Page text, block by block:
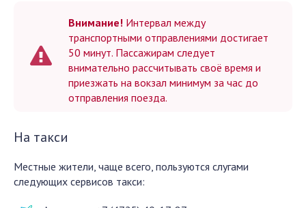
Внимание! Интервал между
транспортными отправлениями достигает
50 минут. Пассажирам следует
внимательно рассчитывать своё время и
приезжать на вокзал минимум за час до
отправления поезда.
На такси
Местные жители, чаще всего, пользуются слугами
следующих сервисов такси: